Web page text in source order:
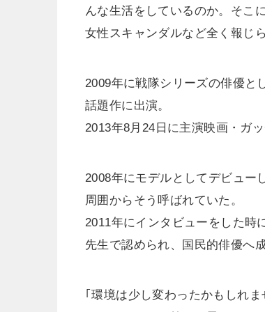
んな生活をしているのか。そこ
女性スキャンダルなど全く報じ
2009年に戦隊シリーズの俳優と
話題作に出演。
2013年8月24日に主演映画・ガ
2008年にモデルとしてデビュー
周囲からそう呼ばれていた。
2011年にインタビューをした時
先生で認められ、国民的俳優へ
｢環境は少し変わったかもしれ